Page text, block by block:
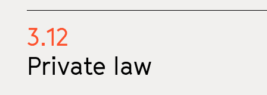
3.12
Private law